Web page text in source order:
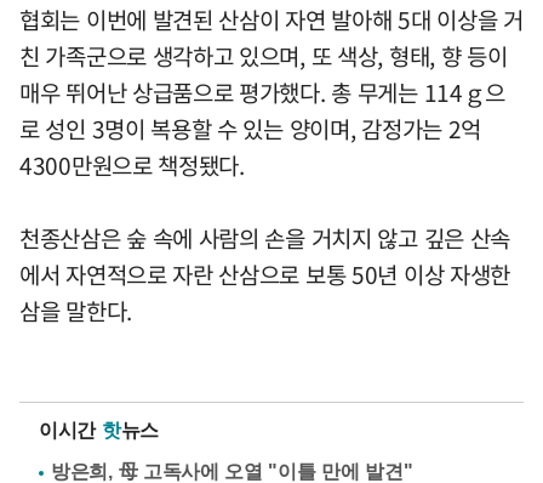
협회는 이번에 발견된 산삼이 자연 발아해 5대 이상을 거
친 가족군으로 생각하고 있으며, 또 색상, 형태, 향 등이
매우 뛰어난 상급품으로 평가했다. 총 무게는 114ｇ으
로 성인 3명이 복용할 수 있는 양이며, 감정가는 2억
4300만원으로 책정됐다.
천종산삼은 숲 속에 사람의 손을 거치지 않고 깊은 산속
에서 자연적으로 자란 산삼으로 보통 50년 이상 자생한
삼을 말한다.
이시간 핫뉴스
방은희, 母 고독사에 오열 "이틀 만에 발견"